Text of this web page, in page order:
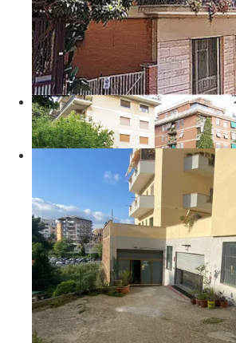
60 mq
€ 1.000Vicolo degli Orti della Magliana
Terreno Fronte Strada con Progetto
per realizzazione Posti Auto
Trattativa riservataVia Isacco Newton
ROMA Battistini locale magazzino con
cessione di attività in vendita
2